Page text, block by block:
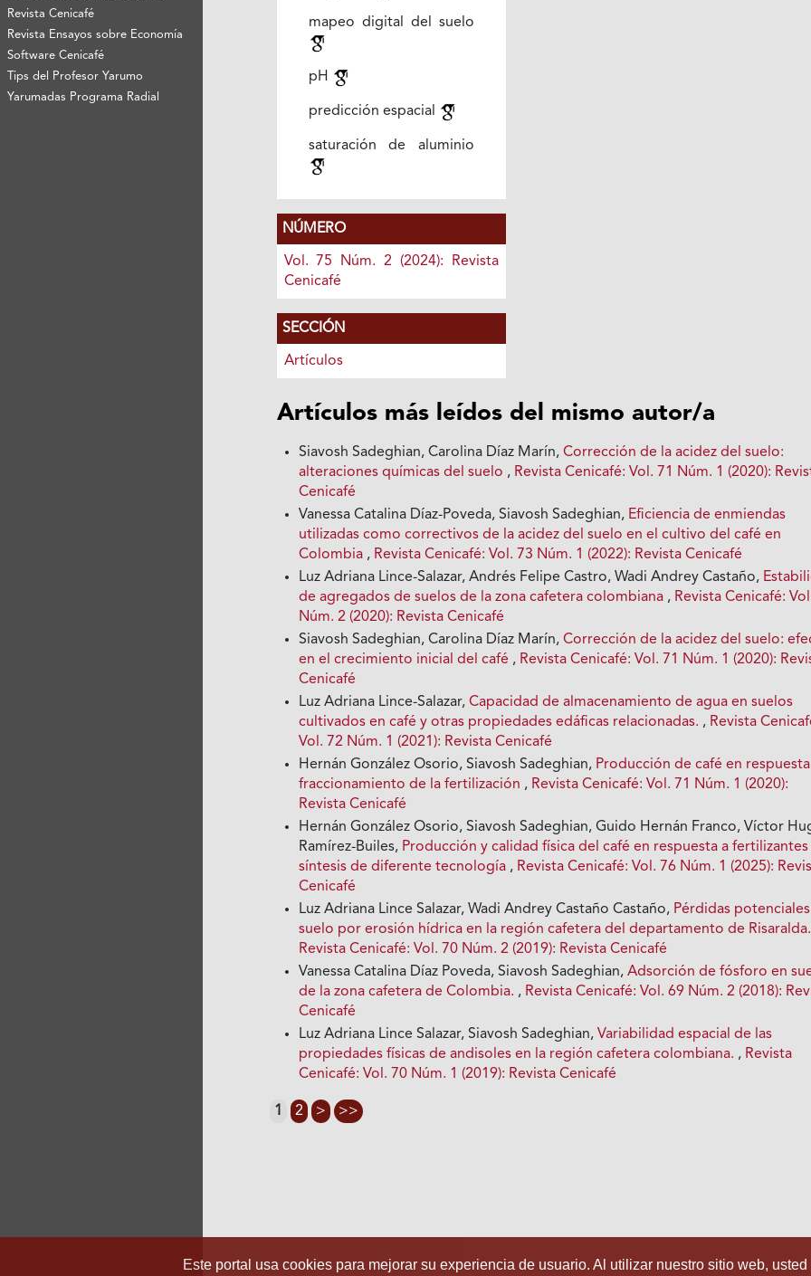
Revista Cenicafé
Revista Ensayos sobre Economía
Software Cenicafé
Tips del Profesor Yarumo
Yarumadas Programa Radial
mapeo digital del suelo
pH
predicción espacial
saturación de aluminio
NÚMERO
Vol. 75 Núm. 2 (2024): Revista
Cenicafé
SECCIÓN
Artículos
Artículos más leídos del mismo autor/a
Siavosh Sadeghian, Carolina Díaz Marín,Corrección de la acidez del suelo:
alteraciones químicas del suelo , Revista Cenicafé: Vol. 71 Núm. 1 (2020):
Cenicafé
Vanessa Catalina Díaz-Poveda, Siavosh Sadeghian, Eficiencia de enmiendas
utilizadas como correctivos de la acidez del suelo en el cultivo del café en
Colombia , Revista Cenicafé: Vol. 73 Núm. 1 (2022): Revista Cenicafé
Luz Adriana Lince-Salazar, Andrés Felipe Castro, Wadi Andrey Castaño,
de agregados de suelos de la zona cafetera colombiana , Revista Cenicafé:
Núm. 2 (2020): Revista Cenicafé
Siavosh Sadeghian, Carolina Díaz Marín,Corrección de la acidez del suelo:
en el crecimiento inicial del café , Revista Cenicafé: Vol. 71 Núm. 1 (2020):
Cenicafé
Luz Adriana Lince-Salazar,Capacidad de almacenamiento de agua en suelos
cultivados en café y otras propiedades edáficas relacionadas. , Revista
Vol. 72 Núm. 1 (2021): Revista Cenicafé
Hernán González Osorio, Siavosh Sadeghian, Producción de café en respuesta
fraccionamiento de la fertilización , Revista Cenicafé: Vol. 71 Núm. 1 (2020):
Revista Cenicafé
Hernán González Osorio, Siavosh Sadeghian, Guido Hernán Franco, Víctor
Ramírez-Builes, Producción y calidad física del café en respuesta a fertilizantes
síntesis de diferente tecnología , Revista Cenicafé: Vol. 76 Núm. 1 (2025):
Cenicafé
Luz Adriana Lince Salazar, Wadi Andrey Castaño Castaño, Pérdidas
suelo por erosión hídrica en la región cafetera del departamento de Risaralda.
Revista Cenicafé: Vol. 70 Núm. 2 (2019): Revista Cenicafé
Vanessa Catalina Díaz Poveda, Siavosh Sadeghian,Adsorción de fósforo en
de la zona cafetera de Colombia. , Revista Cenicafé: Vol. 69 Núm. 2 (2018):
Cenicafé
Luz Adriana Lince Salazar, Siavosh Sadeghian,Variabilidad espacial de las
propiedades físicas de andisoles en la región cafetera colombiana. , Revista
Cenicafé: Vol. 70 Núm. 1 (2019): Revista Cenicafé
1 2 > >>
Este portal usa cookies para mejorar su experiencia de usuario. Al utilizar nuestro sitio web,